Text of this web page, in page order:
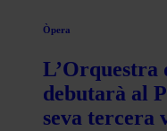
Òpera
L’Orquestra
debutarà al
seva tercera